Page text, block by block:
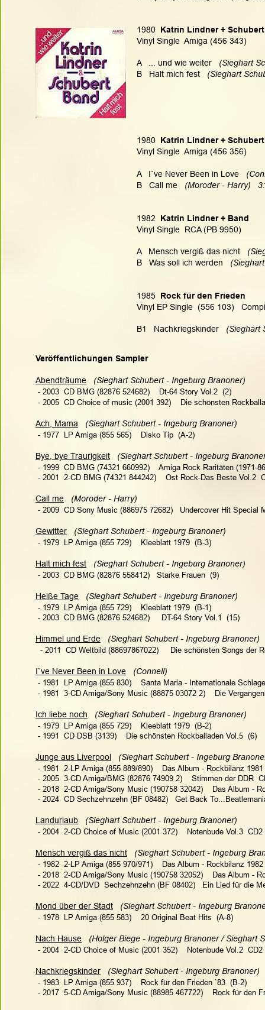
Veröffentlichungen Sampler
Abendträume
(Sieghart Schubert - Ingeburg Branoner)
- 2003  CD BMG (82876 524682)    Dt-64 Story Vol.2  (2)
- 2005  CD Choice of music (2001 392)    Die schönsten
Ach, Mama
(Sieghart Schubert - Ingeburg Branoner)
- 1977  LP Amiga (855 565)    Disko Tip  (A-2)
Bye, bye Traurigkeit
(Sieghart Schubert - Ingeburg
- 1999  CD BMG (74321 660992)    Amiga Rock Raritäten (1971-
- 2001  2-CD BMG (74321 844242)    Ost Rock-Das Beste Vol.2
Call me
(Moroder - Harry)
- 2009  CD Sony Music (886975 72682)   Undercover Hit Special
Gewitter
  (Sieghart Schubert - Ingeburg Branoner)
- 1979  LP Amiga (855 729)    Kleeblatt 1979  (B-3)
Halt mich fest
(Sieghart Schubert - Ingeburg Branoner)
- 2003  CD BMG (82876 558412)   Starke Frauen  (9)
Heiße Tage
(Sieghart Schubert - Ingeburg Branoner)
- 1979  LP Amiga (855 729)    Kleeblatt 1979  (B-1)
- 2003  CD BMG (82876 524682)     DT-64 Story Vol.1  (15)
Himmel und Erde
(Sieghart Schubert - Ingeburg Branoner)
- 2011  CD Weltbild (88697867022)     Die schönsten Songs der
I`ve Never Been in Love
(Connell)
- 1981  LP Amiga (855 830)    Santa Maria - Internationale
- 1981  3-CD Amiga/Sony Music (88875 03072 2)    Die
Ich liebe noch
(Sieghart Schubert - Ingeburg Branoner)
- 1979  LP Amiga (855 729)    Kleeblatt 1979  (B-2)
- 1991  CD DSB (3139)    Die schönsten Rockballaden Vol.5  (6)
Junge aus Liverpool
(Sieghart Schubert - Ingeburg
- 1981  2-LP Amiga (855 889/890)    Das Album - Rockbilanz 1981
- 2005  3-CD Amiga/BMG (82876 74909 2)    Stimmen der DDR
- 2018  2-CD Amiga/Sony Music (190758 32042)    Das Album -
- 2024  CD Sechzehnzehn (BF 08482)   Get Back
Landurlaub
(Sieghart Schubert - Ingeburg Branoner)
- 2004  2-CD Choice of Music (2001 372)    Notenbude Vol.3  CD2
Mensch vergiß das nicht
(Sieghart Schubert - Ingeburg
- 1982  2-LP Amiga (855 970/971)    Das Album - Rockbilanz 1982
- 2018  2-CD Amiga/Sony Music (190758 32052)    Das Album -
- 2022  4-CD/DVD  Sechzehnzehn (BF 08402)   Ein Lied für die
Mond über der Stadt
(Sieghart Schubert - Ingeburg
- 1978  LP Amiga (855 583)    20 Original Beat Hits  (A-8)
Nach Hause
(Holger Biege - Ingeburg Branoner / Sieghart
- 2004  2-CD Choice of Music (2001 352)    Notenbude Vol.2  CD2
Nachkriegskinder
(Sieghart Schubert - Ingeburg
- 1983  LP Amiga (855 937)    Rock für den Frieden `83  (B-2)
- 2017  5-CD Amiga/Sony Music (88985 467722)    Rock für den
1980
Katrin Lindner +
Vinyl Single  Amiga (456 343)
A   ... und wie weiter
(Sieghart
B   Halt mich fest
(Sieghart
1980
Katrin Lindner +
Vinyl Single  Amiga (456 356)
A   I`ve Never Been in Love
B   Call me (Moroder - Harry)
1982
  Katrin Lindner + Band
Vinyl Single  RCA (PB 9950)
A   Mensch vergiß das nicht
B   Was soll ich werden
1985
  Rock für den Frieden
Vinyl EP Single  (556 103)
B1   Nachkriegskinder (Sieghart